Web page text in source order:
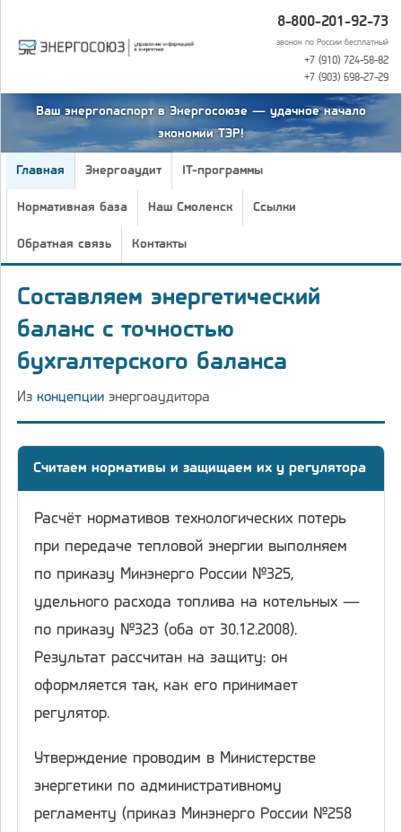
8-800-201-92-73
звонок по России бесплатный
+7 (910) 724-58-82
+7 (903) 698-27-29
Ваш энергопаспорт в Энергосоюзе — удачное начало
экономии ТЭР!
Главная Энергоаудит IT-программы
Нормативная база Наш Смоленск Ссылки
Обратная связь Контакты
Составляем энергетический
баланс с точностью
бухгалтерского баланса
Из концепции энергоаудитора
Считаем нормативы и защищаем их у регулятора
Расчёт нормативов технологических потерь
при передаче тепловой энергии выполняем
по приказу Минэнерго России №325,
удельного расхода топлива на котельных —
по приказу №323 (оба от 30.12.2008).
Результат рассчитан на защиту: он
оформляется так, как его принимает
регулятор.
Утверждение проводим в Министерстве
энергетики по административному
регламенту (приказ Минэнерго России №258